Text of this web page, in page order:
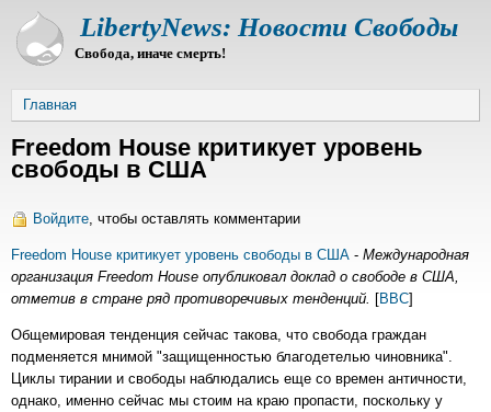
Перейти
основному
LibertyNews: Новости Свободы
Свобода, иначе смерть!
Строка
навигации
Главная
Freedom House критикует уровень
свободы в США
Войдите , чтобы оставлять комментарии
Freedom House критикует уровень свободы в США - Международная
организация Freedom House опубликовал доклад о свободе в США,
отметив в стране ряд противоречивых тенденций.
[BBC]
Общемировая тенденция сейчас такова, что свобода граждан
подменяется мнимой "защищенностью благодетелью чиновника".
Циклы тирании и свободы наблюдались еще со времен античности,
однако, именно сейчас мы стоим на краю пропасти, поскольку у